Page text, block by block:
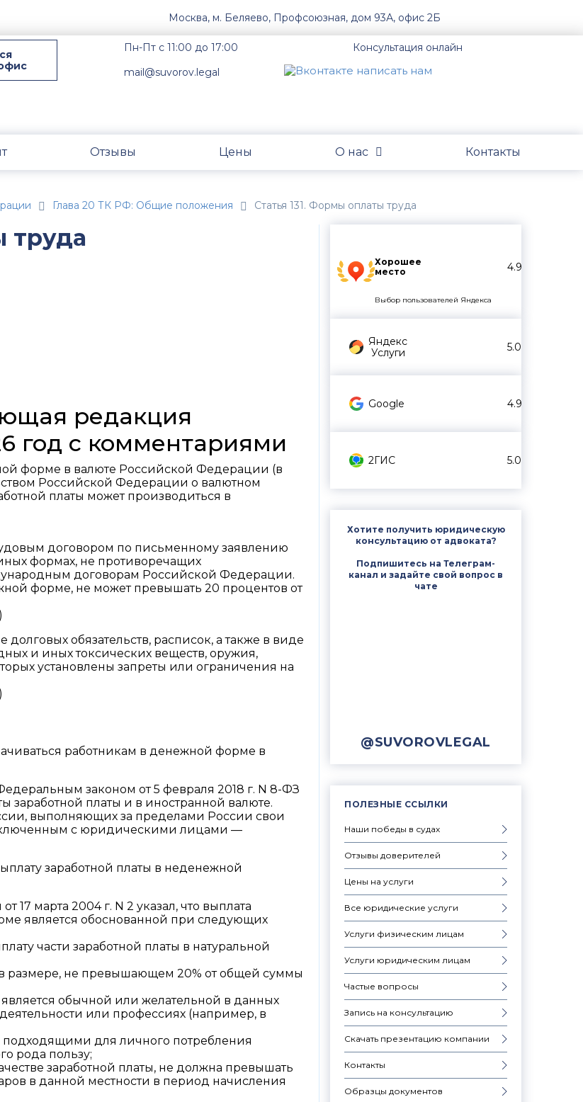
Москва, м. Беляево, Профсоюзная, дом 93А, офис 2Б
Пн-Пт с 11:00 до 17:00
mail@suvorov.legal
Консультация онлайн
Отзывы Цены О нас Контакты
Глава 20 ТК РФ: Общие положения Статья 131. Формы оплаты труда
Хорошее
место
4.9
Выбор пользователей Яндекса
Яндекс
Услуги
5.0
Google 4.9
2ГИС 5.0
Хотите получить юридическую
консультацию от адвоката?
Подпишитесь на Телеграм-
канал и задайте свой вопрос в
чате
@SUVOROVLEGAL
ПОЛЕЗНЫЕ ССЫЛКИ
Наши победы в судах
Отзывы доверителей
Цены на услуги
Все юридические услуги
Услуги физическим лицам
Услуги юридическим лицам
Частые вопросы
Запись на консультацию
Скачать презентацию компании
Контакты
Образцы документов
труда
редакция
год с комментариями
форме в валюте Российской Федерации (в
Российской Федерации о валютном
платы может производиться в
договором по письменному заявлению
формах, не противоречащих
договорам Российской Федерации.
форме, не может превышать 20 процентов от
обязательств, расписок, а также в виде
и иных токсических веществ, оружия,
установлены запреты или ограничения на
работникам в денежной форме в
законом от 5 февраля 2018 г. N 8-ФЗ
платы и в иностранной валюте.
выполняющих за пределами России свои
с юридическими лицами —
заработной платы в неденежной
17 марта 2004 г. N 2 указал, что выплата
является обоснованной при следующих
части заработной платы в натуральной
в размере, не превышающем 20% от общей суммы
обычной или желательной в данных
или профессиях (например, в
для личного потребления
рода пользу;
заработной платы, не должна превышать
в данной местности в период начисления